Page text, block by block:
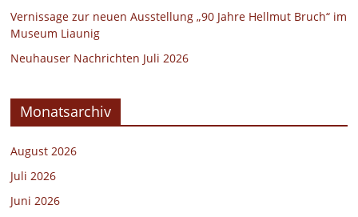
Vernissage zur neuen Ausstellung „90 Jahre Hellmut Bruch“ im
Museum Liaunig
Neuhauser Nachrichten Juli 2026
Monatsarchiv
August 2026
Juli 2026
Juni 2026